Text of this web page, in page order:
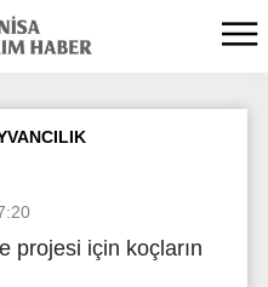
projesi için koçların